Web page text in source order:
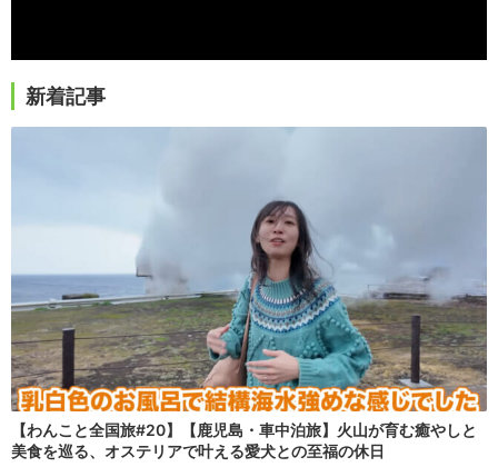
新着記事
【わんこと全国旅#20】【鹿児島・車中泊旅】火山が育む癒やしと
美食を巡る、オステリアで叶える愛犬との至福の休日